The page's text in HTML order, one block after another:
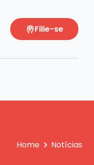
Filie-se
Home Notícias